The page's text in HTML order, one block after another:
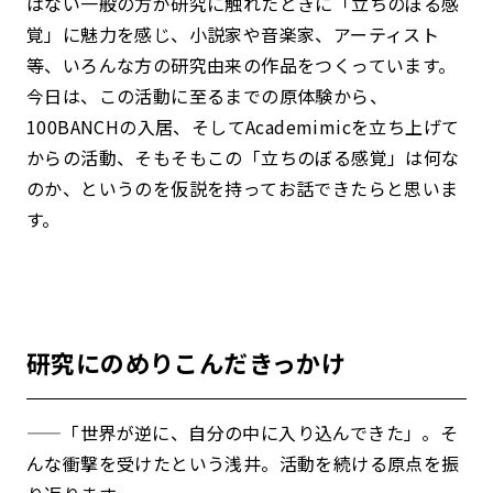
覚」に魅力を感じ、小説家や音楽家、アーティスト
等、いろんな方の研究由来の作品をつくっています。
今日は、この活動に至るまでの原体験から、
100BANCHの入居、そしてAcademimicを立ち上げて
からの活動、そもそもこの「立ちのぼる感覚」は何な
のか、というのを仮説を持ってお話できたらと思いま
す。
研究にのめりこんだきっかけ
——「世界が逆に、自分の中に入り込んできた」。そ
んな衝撃を受けたという浅井。活動を続ける原点を振